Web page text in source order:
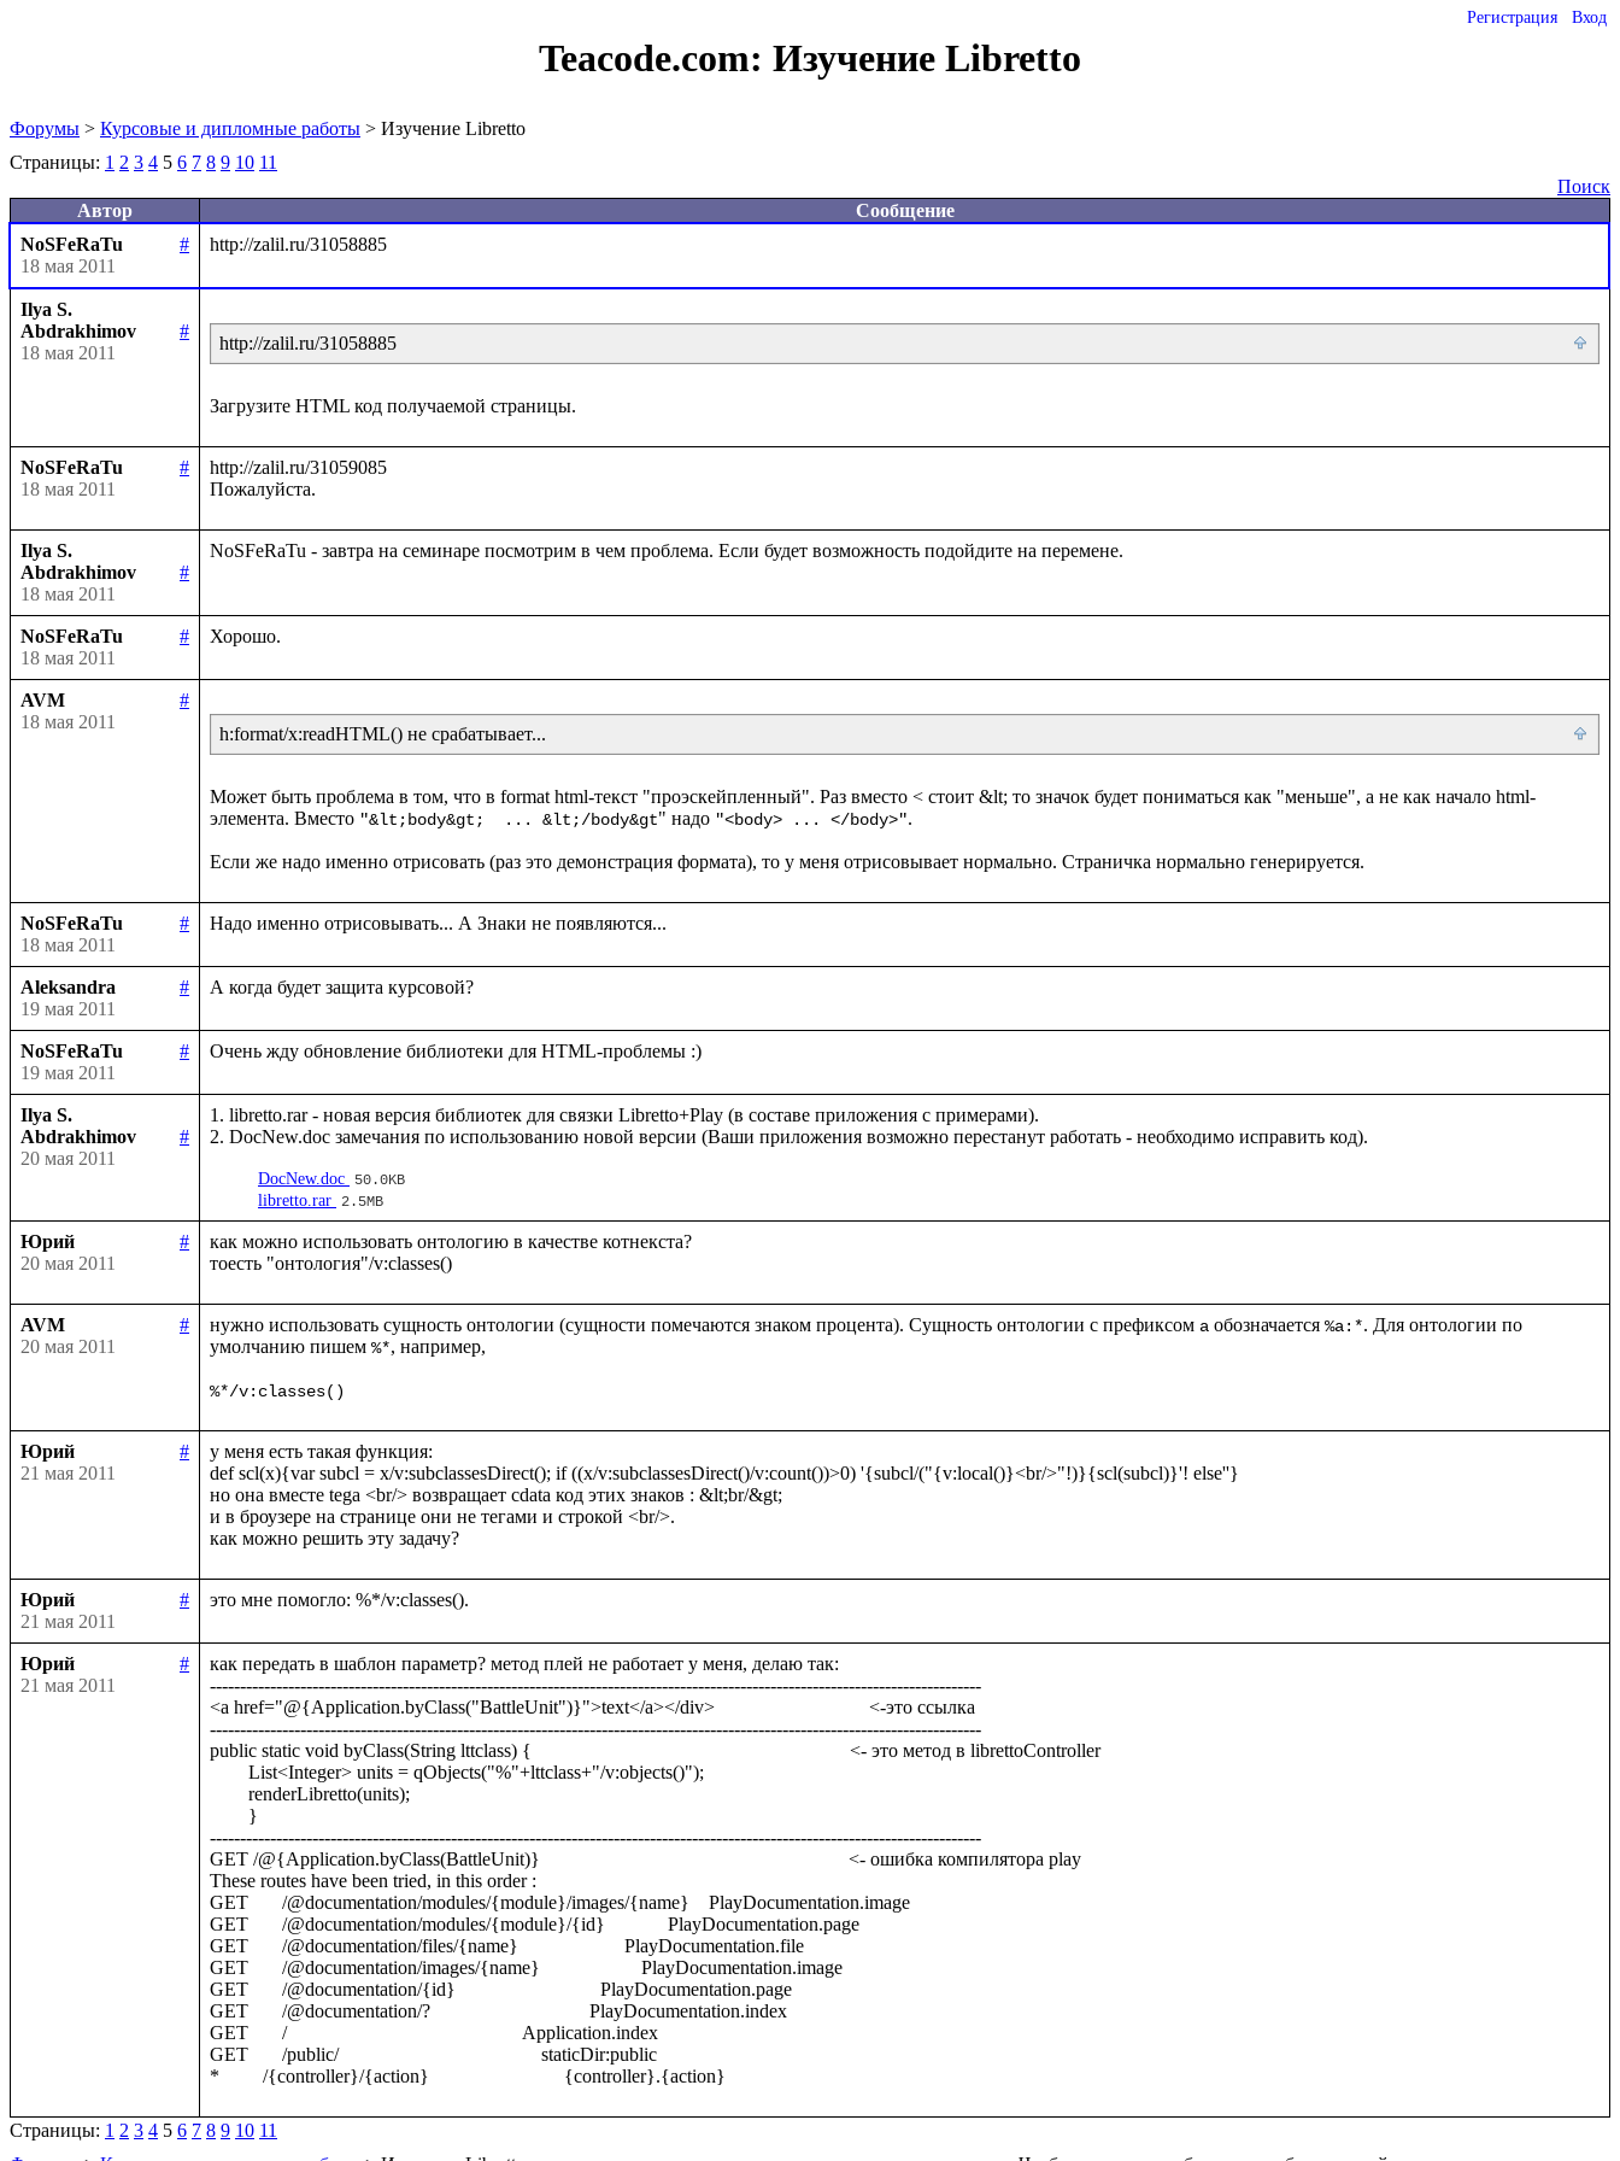
Регистрация Вход
Teacode.com: Изучение Libretto
Форумы > Курсовые и дипломные работы > Изучение Libretto
Страницы: 1 2 3 4 5 6 7 8 9 10 11
Поиск
Автор
Сообщение
NoSFeRaTu
#
18 мая 2011
Ilya S.
Abdrakhimov
#
18 мая 2011
http://zalil.ru/31058885
NoSFeRaTu
#
18 мая 2011
http://zalil.ru/31059085
Ilya S.
Abdrakhimov
#
18 мая 2011
NoSFeRaTu
#
18 мая 2011
AVM
#
18 мая 2011
h:format/x:readHTML() не срабатывает...
Может быть проблема в том, что в format html-текст "проэскейпленный". Раз вместо < стоит &lt; то значок будет пониматься как "меньше", а не как начало html-
элемента. Вместо "&lt;body&gt;  ... &lt;/body&gt" надо "<body> ... </body>".
NoSFeRaTu
#
18 мая 2011
Aleksandra
#
19 мая 2011
NoSFeRaTu
#
19 мая 2011
Ilya S.
Abdrakhimov
#
20 мая 2011
1. libretto.rar - новая версия библиотек для связки Libretto+Play (в составе приложения с примерами).
DocNew.doc 50.0KB
libretto.rar 2.5MB
Юрий
#
20 мая 2011
как можно использовать онтологию в качестве котнекста?
AVM
#
20 мая 2011
нужно использовать сущность онтологии (сущности помечаются знаком процента). Сущность онтологии с префиксом a обозначается %a:*. Для онтологии по
умолчанию пишем %*, например,
%*/v:classes()
Юрий
#
21 мая 2011
у меня есть такая функция:
def scl(x){var subcl = x/v:subclassesDirect(); if ((x/v:subclassesDirect()/v:count())>0) '{subcl/("{v:local()}<br/>"!)}{scl(subcl)}'! else''}
но она вместе tega <br/> возвращает сdata код этих знаков : &lt;br/&gt;
и в броузере на странице они не тегами и строкой <br/>.
Юрий
#
21 мая 2011
Юрий
#
21 мая 2011
как передать в шаблон параметр? метод плей не работает у меня, делаю так:
--------------------------------------------------------------------------------------------------------------------------------
<a href="@{Application.byClass("BattleUnit")}">text</a></div>                                <-это ссылка
--------------------------------------------------------------------------------------------------------------------------------
public static void byClass(String lttclass) {                                                                  <- это метод в librettoController
--------------------------------------------------------------------------------------------------------------------------------
GET /@{Application.byClass(BattleUnit)}                                                                <- ошибка компилятора play
These routes have been tried, in this order :
GET       /@documentation/modules/{module}/images/{name}    PlayDocumentation.image
GET       /@documentation/modules/{module}/{id}             PlayDocumentation.page
GET       /@documentation/files/{name}                      PlayDocumentation.file
GET       /@documentation/images/{name}                     PlayDocumentation.image
GET       /@documentation/{id}                              PlayDocumentation.page
GET       /@documentation/?                                 PlayDocumentation.index
GET       /                                                 Application.index
GET       /public/                                          staticDir:public
Страницы: 1 2 3 4 5 6 7 8 9 10 11